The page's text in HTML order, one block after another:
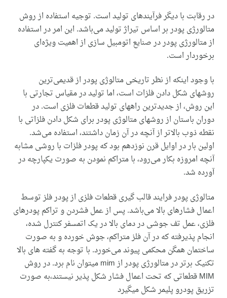
در رقابت با دیگر فرآیندهای تولید است. توجیه استفاده از روش
متالورژی پودر بر اساس تیراژ تولید می‌باشد. این امر در استفاده
از متالورژی پودر در صنایع اتومبیل سازی از اهمیت ویژه‌ای
برخوردار است.
با وجود اینکه از نظر تاریخی متالوژی پودر از قدیمی‌ترین
روشهای شکل دادن فلزات است، اما تولید در مقیاس تجارتی با
این روش، از جدیدترین راههای تولید قطعات فلزی است. در
دوران باستان از روشهای متالوژی پودر برای شکل دادن فلزاتی با
نقطه ذوب بالاتر از آنچه در آن زمان داشتند، استفاده می‌شد.
اولین بار در اوایل قرن نوزدهم بود که پودر فلزات با روشی مشابه
آنچه امروزه بکار می‌رود، با متراکم نمودن به صورت یکپارچه در
آورده شد.
متالوژی پودر فرایند قالب گیری قطعات فلزی از پودر فلز توسط
اعمال فشارهای بالا می‌باشد. پس از عمل فشردن و تراکم پودرهای
فلزی، عمل تف جوشی در دمای بالا در یک اتمسفر کنترل شده،
انجام پذیرفته که در آن فلز متراکم، جوش خورده و به صورت
ساختمان همگن محکمی ‌پیوند می‌خورد. با توجه به گفته های بالا
تکنیک برتر در متالورژی پودر از mim میتوان نام برد. در روش
MIM قطعاتی که تحت اعمال فشار شکل پذیر نیستند،به صورت
تزریق پودرو پلیمر شکل میگیرد